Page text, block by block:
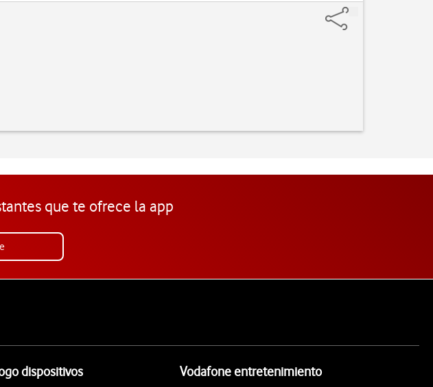
que te ofrece la app
dispositivos Vodafone entretenimiento